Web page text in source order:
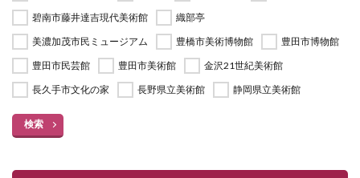
碧南市藤井達吉現代美術館
織部亭
美濃加茂市民ミュージアム
豊橋市美術博物館
豊田市博物館
豊田市民芸館
豊田市美術館
金沢21世紀美術館
長久手市文化の家
長野県立美術館 静岡県立美術館
検索